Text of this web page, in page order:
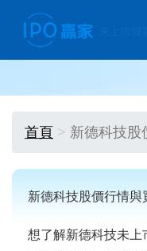
首頁 新德科技股
新德科技股價行情與
想了解新德科技未上